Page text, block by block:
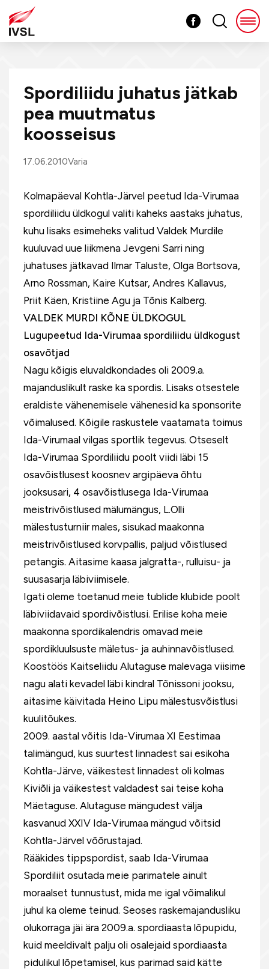
Spordiliidu juhatus jätkab
pea muutmatus
koosseisus
17.06.2010Varia
Kolmapäeval Kohtla-Järvel peetud Ida-Virumaa
spordiliidu üldkogul valiti kaheks aastaks juhatus,
kuhu lisaks esimeheks valitud Valdek Murdile
kuuluvad uue liikmena Jevgeni Sarri ning
juhatuses jätkavad Ilmar Taluste, Olga Bortsova,
Arno Rossman, Kaire Kutsar, Andres Kallavus,
Priit Käen, Kristiine Agu ja Tõnis Kalberg.
VALDEK MURDI KÕNE ÜLDKOGUL
Lugupeetud Ida-Virumaa spordiliidu üldkogust
osavõtjad
Nagu kõigis eluvaldkondades oli 2009.a.
majanduslikult raske ka spordis. Lisaks otsestele
eraldiste vähenemisele vähenesid ka sponsorite
võimalused. Kõigile raskustele vaatamata toimus
Ida-Virumaal vilgas sportlik tegevus. Otseselt
Ida-Virumaa Spordiliidu poolt viidi läbi 15
osavõistlusest koosnev argipäeva õhtu
jooksusari, 4 osavõistlusega Ida-Virumaa
meistrivõistlused mälumängus, L.Olli
mälestusturniir males, sisukad maakonna
meistrivõistlused korvpallis, paljud võistlused
petangis. Aitasime kaasa jalgratta-, rulluisu- ja
suusasarja läbiviimisele.
Igati oleme toetanud meie tublide klubide poolt
läbiviidavaid spordivõistlusi. Erilise koha meie
maakonna spordikalendris omavad meie
spordikluulsuste mäletus- ja auhinnavõistlused.
Koostöös Kaitseliidu Alutaguse malevaga viisime
nagu alati kevadel läbi kindral Tõnissoni jooksu,
aitasime käivitada Heino Lipu mälestusvõistlusi
kuulitõukes.
2009. aastal võitis Ida-Virumaa XI Eestimaa
talimängud, kus suurtest linnadest sai esikoha
Kohtla-Järve, väikestest linnadest oli kolmas
Kiviõli ja väikestest valdadest sai teise koha
Mäetaguse. Alutaguse mängudest välja
kasvanud XXIV Ida-Virumaa mängud võitsid
Kohtla-Järvel võõrustajad.
Rääkides tippspordist, saab Ida-Virumaa
Spordiliit osutada meie parimatele ainult
moraalset tunnustust, mida me igal võimalikul
juhul ka oleme teinud. Seoses raskemajandusliku
olukorraga jäi ära 2009.a. spordiaasta lõpupidu,
kuid meeldivalt palju oli osalejaid spordiaasta
pidulikul lõpetamisel, kus parimad said kätte